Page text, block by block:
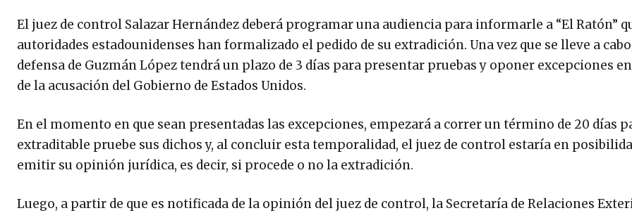
El juez de control Salazar Hernández deberá programar una audiencia para informarle a “El Ratón”
autoridades estadounidenses han formalizado el pedido de su extradición. Una vez que se lleve a
defensa de Guzmán López tendrá un plazo de 3 días para presentar pruebas y oponer excepciones
de la acusación del Gobierno de Estados Unidos.
En el momento en que sean presentadas las excepciones, empezará a correr un término de 20 días
extraditable pruebe sus dichos y, al concluir esta temporalidad, el juez de control estaría en
emitir su opinión jurídica, es decir, si procede o no la extradición.
Luego, a partir de que es notificada de la opinión del juez de control, la Secretaría de Relaciones